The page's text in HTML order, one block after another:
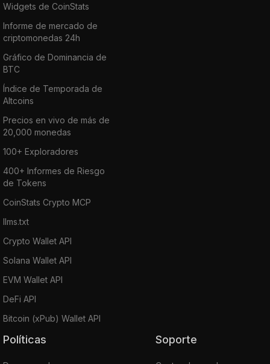
Widgets de CoinStats
Informe de mercado de
criptomonedas 24h
Gráfico de Dominancia de
BTC
Índice de Temporada de
Altcoins
Precios en vivo de más de
20,000 monedas
100+ Exploradores
400+ Informes de Riesgo
de Tokens
CoinStats Crypto MCP
llms.txt
Crypto Wallet API
Solana Wallet API
EVM Wallet API
DeFi API
Bitcoin (xPub) Wallet API
Políticas Soporte